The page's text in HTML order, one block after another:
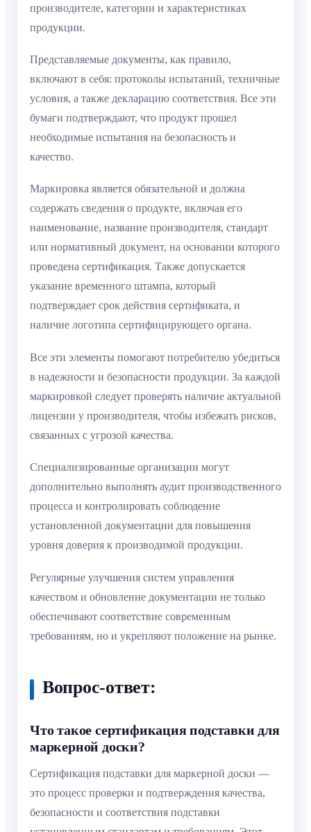
производителе, категории и характеристиках
продукции.
Представляемые документы, как правило,
включают в себя: протоколы испытаний, техничные
условия, а также декларацию соответствия. Все эти
бумаги подтверждают, что продукт прошел
необходимые испытания на безопасность и
качество.
Маркировка является обязательной и должна
содержать сведения о продукте, включая его
наименование, название производителя, стандарт
или нормативный документ, на основании которого
проведена сертификация. Также допускается
указание временного штампа, который
подтверждает срок действия сертификата, и
наличие логотипа сертифицирующего органа.
Все эти элементы помогают потребителю убедиться
в надежности и безопасности продукции. За каждой
маркировкой следует проверять наличие актуальной
лицензии у производителя, чтобы избежать рисков,
связанных с угрозой качества.
Специализированные организации могут
дополнительно выполнять аудит производственного
процесса и контролировать соблюдение
установленной документации для повышения
уровня доверия к производимой продукции.
Регулярные улучшения систем управления
качеством и обновление документации не только
обеспечивают соответствие современным
требованиям, но и укрепляют положение на рынке.
Вопрос-ответ:
Что такое сертификация подставки для
маркерной доски?
Сертификация подставки для маркерной доски —
это процесс проверки и подтверждения качества,
безопасности и соответствия подставки